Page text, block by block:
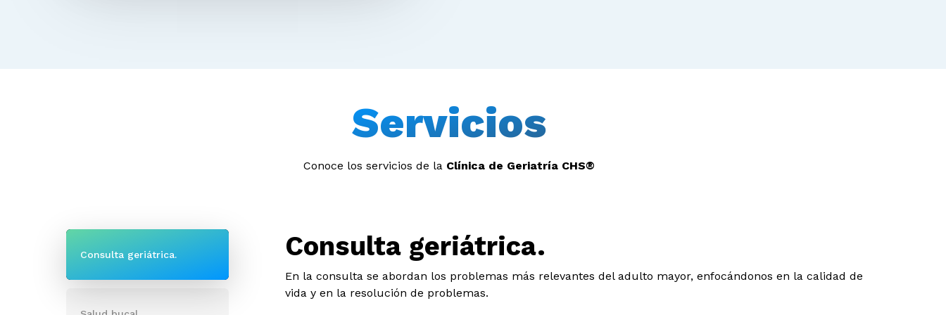
Servicios
Conoce los servicios de la Clínica de Geriatría CHS®
Consulta geriátrica. Consulta geriátrica.
En la consulta se abordan los problemas más relevantes del adulto mayor, enfocándonos en la calidad de
vida y en la resolución de problemas.